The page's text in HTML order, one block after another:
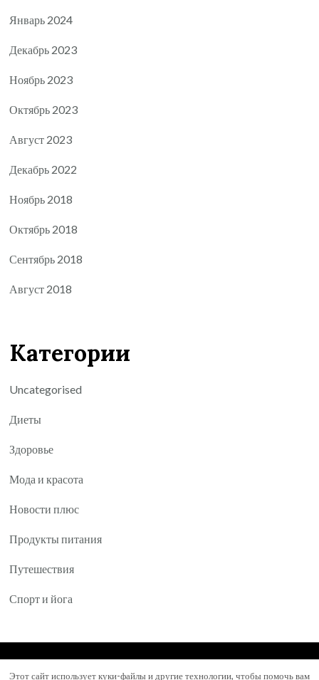
Январь 2024
Декабрь 2023
Ноябрь 2023
Октябрь 2023
Август 2023
Декабрь 2022
Ноябрь 2018
Октябрь 2018
Сентябрь 2018
Август 2018
Категории
Uncategorised
Диеты
Здоровье
Мода и красота
Новости плюс
Продукты питания
Путешествия
Спорт и йога
Этот сайт использует куки-файлы и другие технологии, чтобы помочь вам